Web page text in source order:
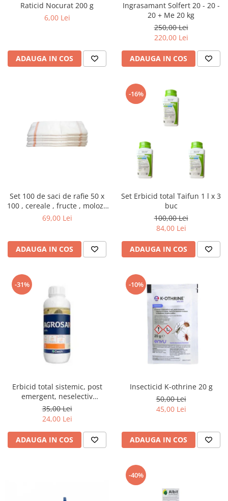
Raticid Nocurat 200 g
6,00 Lei
ADAUGA IN COS
Ingrasamant Solfert 20 - 20 -
20 + Me 20 kg
250,00 Lei
220,00 Lei
ADAUGA IN COS
Set 100 de saci de rafie 50 x
100 , cereale , fructe , moloz ,
menaj si depozitare
69,00 Lei
ADAUGA IN COS
-16%
Set Erbicid total Taifun 1 l x 3
buc
100,00 Lei
84,00 Lei
ADAUGA IN COS
-31%
Erbicid total sistemic, post
emergent, neselectiv
(buruieni monocotiledonate si
dicotiledonate, anuale si
perene), Agrosar360 SL,
35,00 Lei
24,00 Lei
ADAUGA IN COS
-10%
Insecticid K-othrine 20 g
50,00 Lei
45,00 Lei
ADAUGA IN COS
-40%